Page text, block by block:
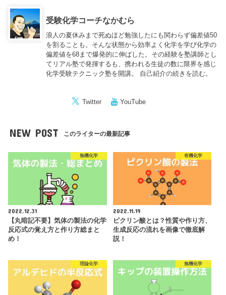
受験化学コーチなかむら
浪人の夏休みまで死ぬほど勉強したにも関わらず偏差値50
を割ることも。そんな状態から効率よく化学を学び化学の
偏差値を68まで爆発的に伸ばした。その経験を塾講師とし
てリアル塾で発揮するも、携われる生徒の数に限界を感じ
化学受験テクニック塾を開講。 自己紹介の続きを読む。
Twitter YouTube
NEW POST このライターの最新記事
無機化学
2022.12.31
【丸暗記不要】気体の製法の化学
反応式の覚え方と作り方総まと
め！
有機化学
2022.11.19
ピクリン酸とは？性質や作り方、
生成反応の流れを画像で徹底解
説！
理論化学 無機化学